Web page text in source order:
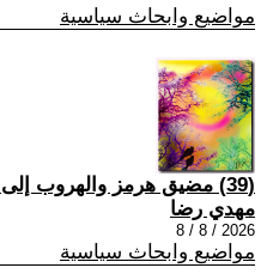
مواضيع وابحاث سياسية
(39) مضيق هرمز والهروب إلى حافة الهاوية
مهدي رضا
2026 / 8 / 8
مواضيع وابحاث سياسية